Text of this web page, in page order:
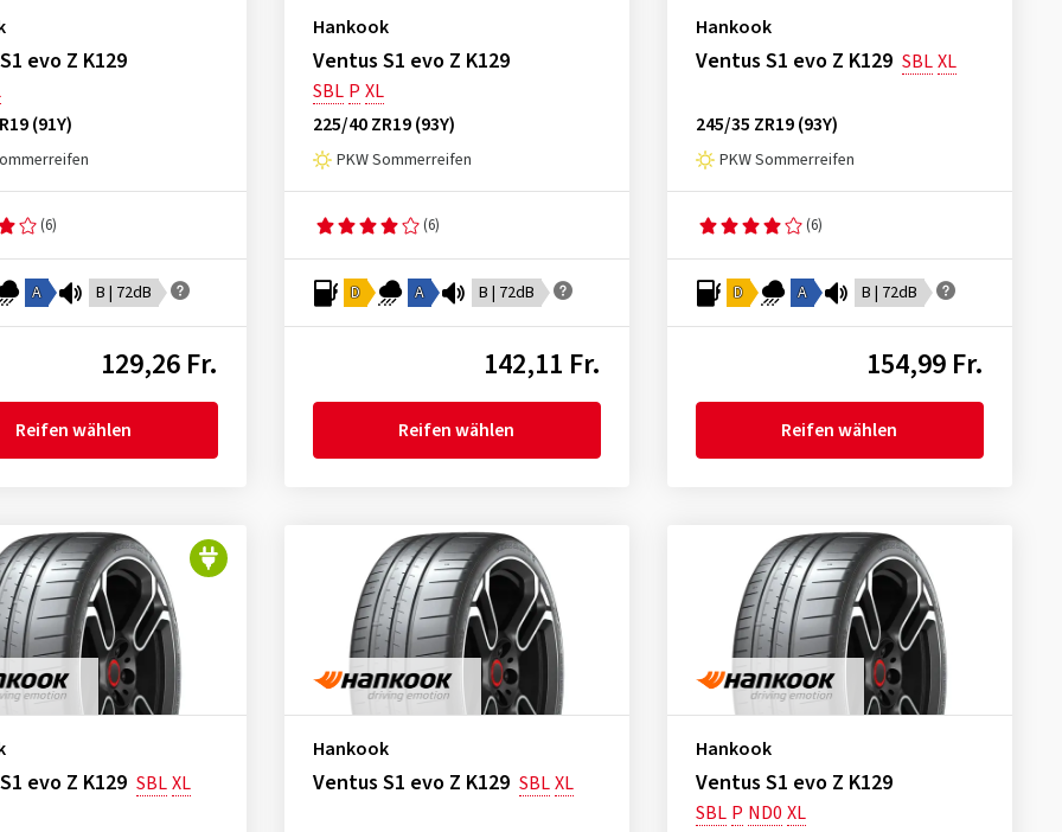
evo Z K129
(91Y)
(6)
A B | 72dB
129,26 Fr.
Reifen wählen
Hankook
Ventus S1 evo Z K129
SBL P XL
225/40 ZR19 (93Y)
PKW Sommerreifen
(6)
D A B | 72dB
142,11 Fr.
Reifen wählen
Hankook
Ventus S1 evo Z K129 SBLXL
245/35 ZR19 (93Y)
PKW Sommerreifen
(6)
D A B | 72dB
154,99 Fr.
Reifen wählen
evo Z K129 SBLXL
Hankook
Ventus S1 evo Z K129 SBLXL
Hankook
Ventus S1 evo Z K129
SBL P ND0 XL